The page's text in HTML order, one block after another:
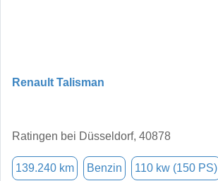
Renault Talisman
Ratingen bei Düsseldorf, 40878
139.240 km Benzin 110 kw (150 PS)